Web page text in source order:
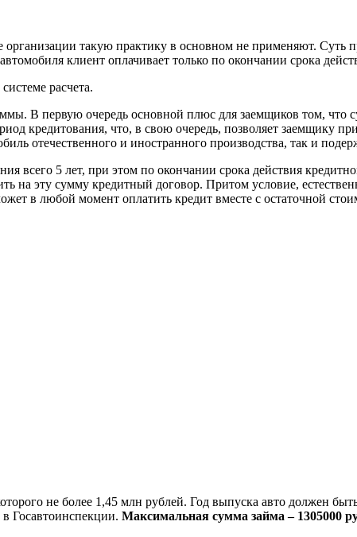
такую практику в основном не применяют. Суть
клиент оплачивает только по окончании срока
расчета.
В первую очередь основной плюс для заемщиков том, что
кредитования, что, в свою очередь, позволяет заемщику
отечественного и иностранного производства, так и
всего 5 лет, при этом по окончании срока действия
на эту сумму кредитный договор. Притом условие,
в любой момент оплатить кредит вместе с остаточной
не более 1,45 млн рублей. Год выпуска авто должен
Госавтоинспекции. Максимальная сумма займа – 1305000